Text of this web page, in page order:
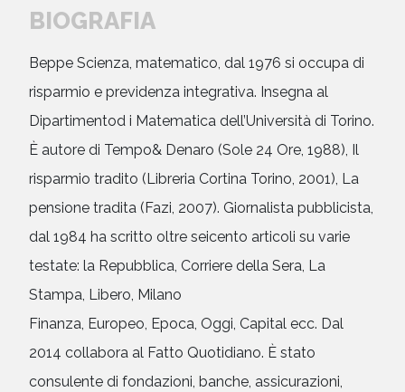
BIOGRAFIA
Beppe Scienza, matematico, dal 1976 si occupa di
risparmio e previdenza integrativa. Insegna al
Dipartimentod i Matematica dell’Università di Torino.
È autore di Tempo& Denaro (Sole 24 Ore, 1988), Il
risparmio tradito (Libreria Cortina Torino, 2001), La
pensione tradita (Fazi, 2007). Giornalista pubblicista,
dal 1984 ha scritto oltre seicento articoli su varie
testate: la Repubblica, Corriere della Sera, La
Stampa, Libero, Milano
Finanza, Europeo, Epoca, Oggi, Capital ecc. Dal
2014 collabora al Fatto Quotidiano. È stato
consulente di fondazioni, banche, assicurazioni,